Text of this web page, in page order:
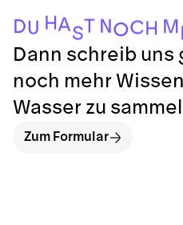
DU H AST N OC H M
Dann schreib uns
noch mehr
Wasser zu
Zum Formular